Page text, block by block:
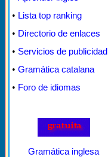
• Lista top ranking
• Directorio de enlaces
• Servicios de publicidad
• Gramática catalana
• Foro de idiomas
Gramática inglesa